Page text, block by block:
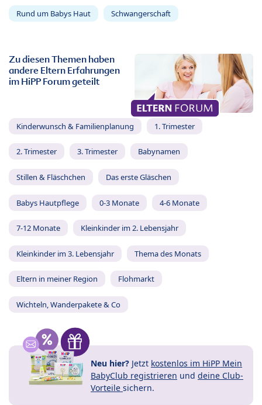
Rund um Babys Haut Schwangerschaft
Zu diesen Themen haben
andere Eltern Erfahrungen
im HiPP Forum geteilt
Kinderwunsch & Familienplanung 1. Trimester
2. Trimester 3. Trimester Babynamen
Stillen & Fläschchen Das erste Gläschen
Babys Hautpflege 0-3 Monate 4-6 Monate
7-12 Monate Kleinkinder im 2. Lebensjahr
Kleinkinder im 3. Lebensjahr Thema des Monats
Eltern in meiner Region Flohmarkt
Wichteln, Wanderpakete & Co
Neu hier? Jetzt kostenlos im HiPP Mein
BabyClub registrieren und deine Club-
Vorteile sichern.